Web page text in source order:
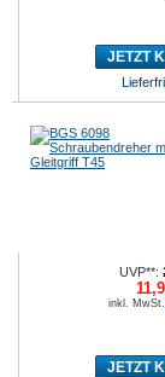
JETZT
UVP**:
inkl.
JETZT